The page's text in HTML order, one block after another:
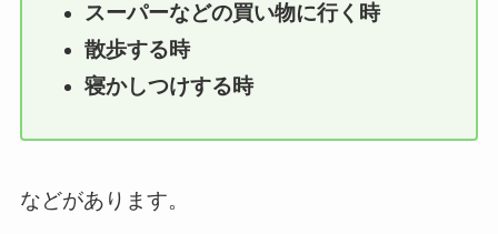
スーパーなどの買い物に行く時
散歩する時
寝かしつけする時
などがあります。